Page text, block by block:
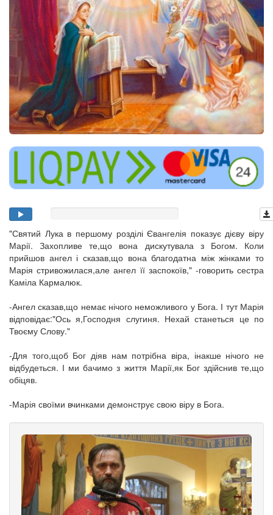
"Святий Лука в першому розділі Євангелія показує дієву віру
Марії. Захопливе те,що вона дискутувала з Богом. Коли
прийшов ангел і сказав,що вона благодатна між жінками то
Марія стривожилася,але ангел її заспокоїв," -говорить сестра
Каміла Кармалюк.
-Ангел сказав,що немає нічого неможливого у Бога. І тут Марія
відповідає:"Ось я,Господня слугиня. Нехай станеться це по
Твоєму Слову."
-Для того,щоб Бог діяв нам потрібна віра, інакше нічого не
відбудеться. І ми бачимо з життя Марії,як Бог здійснив те,що
обіцяв.
-Марія своїми вчинками демонструє свою віру в Бога.